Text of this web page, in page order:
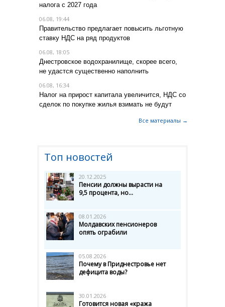
налога с 2027 года
06.08, 19:44
Правительство предлагает повысить льготную
ставку НДС на ряд продуктов
06.08, 18:05
Днестровское водохранилище, скорее всего,
не удастся существенно наполнить
06.08, 16:34
Налог на прирост капитала увеличится, НДС со
сделок по покупке жилья взимать не будут
Все материалы →
Топ новостей
20.12.2025
Пенсии должны вырасти на
9,5 процента, но...
08.01.2026
Молдавских пенсионеров
опять ограбили
05.08.2026
Почему в Приднестровье нет
дефицита воды?
30.01.2026
Готовится новая «кража